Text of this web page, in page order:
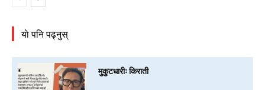
याे पनि पढ्नुस्
मुकुटधारीः किराती